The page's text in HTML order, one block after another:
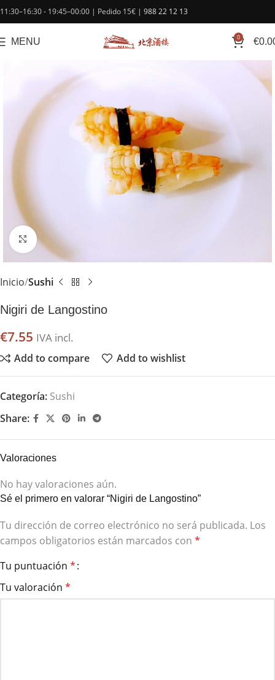
contenido
11:30–16:30 - 19:45–00:00 | Pedido 15€ | 988 22 12 13
MENU 0 €
Click to enlarge
Inicio Sushi
Nigiri de Langostino
€7.55 IVA incl.
Add to compare Add to wishlist
Categoría: Sushi
Share:
Valoraciones
No hay valoraciones aún.
Sé el primero en valorar “Nigiri de Langostino”
Tu dirección de correo electrónico no será publicada. Los
campos obligatorios están marcados con *
Tu puntuación *
Tu valoración *